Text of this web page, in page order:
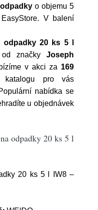
o objemu 5
V balení
odpadky 20 ks 5 l
od značky Joseph
v akci za 169
pro vás
nabídka se
u objednávek
odpadky 20 ks 5 l
20 ks 5 l IW8 –